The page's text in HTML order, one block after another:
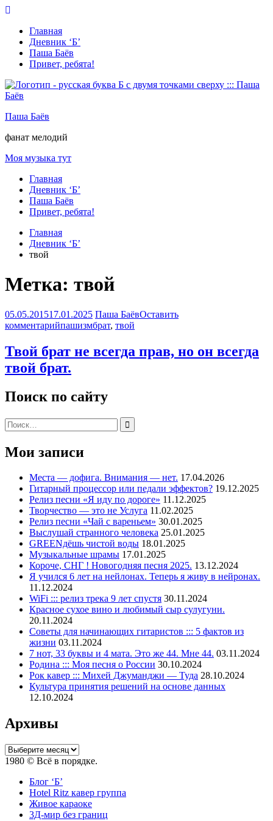
Перейти
содержимому
Главная
Дневник ‘Б’
Паша Баёв
Привет, ребята!
Паша Баёв
фанат мелодий
Моя музыка тут
Главная
Дневник ‘Б’
Паша Баёв
Привет, ребята!
Главная
Дневник ‘Б’
твой
Метка: твой
05.05.201517.01.2025 Паша БаёвОставить
комментарийпашизмбрат, твой
Твой брат не всегда прав, но он всегда
твой брат.
Поиск по сайту
Поиск:
Мои записи
Места — дофига. Внимания — нет. 17.04.2026
Гитарный процессор или педали эффектов? 19.12.2025
Релиз песни «Я иду по дороге» 11.12.2025
Творчество — это не Услуга 11.02.2025
Релиз песни «Чай с вареньем» 30.01.2025
Выслушай странного человека 25.01.2025
GREENдёшь чистой воды 18.01.2025
Музыкальные шрамы 17.01.2025
Короче, СНГ ! Новогодняя песня 2025. 13.12.2024
Я учился 6 лет на нейлонах. Теперь я живу в нейронах.
11.12.2024
WiFi ::: релиз трека 9 лет спустя 30.11.2024
Красное сухое вино и любимый сыр сулугуни.
20.11.2024
Советы для начинающих гитаристов ::: 5 фактов из
жизни 03.11.2024
7 нот, 33 буквы и 4 мата. Это же 44. Мне 44. 03.11.2024
Родина ::: Моя песня о России 30.10.2024
Рок кавер ::: Михей Джуманджи — Туда 28.10.2024
Культура принятия решений на основе данных
12.10.2024
Архивы
Архивы
1980 © Всё в порядке.
Блог ‘Б’
Hotel Ritz кавер группа
Живое караоке
3Д-мир без границ